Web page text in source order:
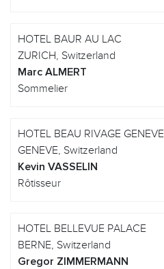
HOTEL BAUR AU LAC
ZURICH, Switzerland
Marc ALMERT
Sommelier
HOTEL BEAU RIVAGE GENEVE
GENEVE, Switzerland
Kevin VASSELIN
Rôtisseur
HOTEL BELLEVUE PALACE
BERNE, Switzerland
Gregor ZIMMERMANN